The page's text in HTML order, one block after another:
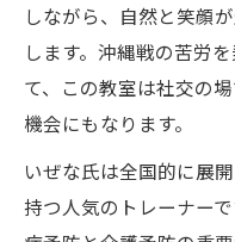
しながら、自然と笑顔
します。沖縄戦の苦労
て、この教室は社交の
機会にもなります。
いぜな氏は全国的に展
持つ人気のトレーナー